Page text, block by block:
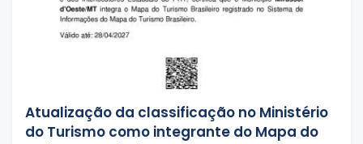
Atualização da classificação no Ministério
do Turismo como integrante do Mapa do